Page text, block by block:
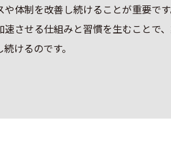
体制を改善し続けることが重要で
させる仕組みと習慣を生むことで
けるのです。